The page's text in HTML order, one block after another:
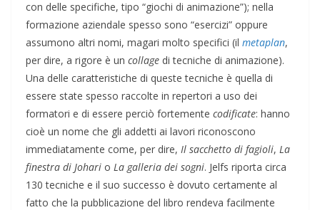
con delle specifiche, tipo “giochi di animazione”); nella
formazione aziendale spesso sono “esercizi” oppure
assumono altri nomi, magari molto specifici (il metaplan,
per dire, a rigore è un collage di tecniche di animazione).
Una delle caratteristiche di queste tecniche è quella di
essere state spesso raccolte in repertori a uso dei
formatori e di essere perciò fortemente codificate: hanno
cioè un nome che gli addetti ai lavori riconoscono
immediatamente come, per dire, Il sacchetto di fagioli, La
finestra di Johari o La galleria dei sogni. Jelfs riporta circa
130 tecniche e il suo successo è dovuto certamente al
fatto che la pubblicazione del libro rendeva facilmente